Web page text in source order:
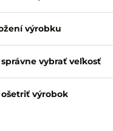
na uviazanie do mašle
rukávy
okraj strihaný do
k nohaviciam aj sukni
výrobku
vybrať veľkosť
výrobok